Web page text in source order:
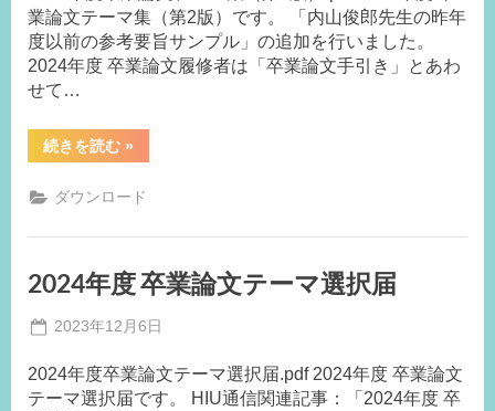
局
M.F
業論文テーマ集（第2版）です。 「内山俊郎先生の昨年
度以前の参考要旨サンプル」の追加を行いました。
2024年度 卒業論文履修者は「卒業論文手引き」とあわ
せて…
続きを読む“2024
年
文
ー
マ
集”
»
ダウンロード
2024年度 卒業論文テーマ選択届
Posted
2023年12月6日
務
局
2024年度卒業論文テーマ選択届.pdf 2024年度 卒業論文
テーマ選択届です。 HIU通信関連記事：「2024年度 卒